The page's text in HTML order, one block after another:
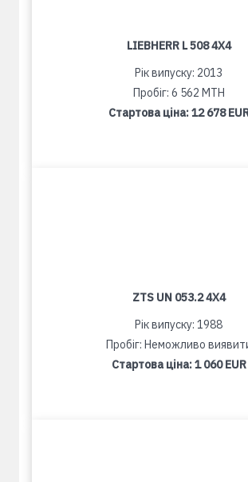
LIEBHERR L 508 4X4
Рік випуску: 2013
Пробіг: 6 562 MTH
Стартова ціна:12 678
ZTS UN 053.2 4X4
Рік випуску: 1988
Пробіг: Неможливо
Стартова ціна:1 060 EUR